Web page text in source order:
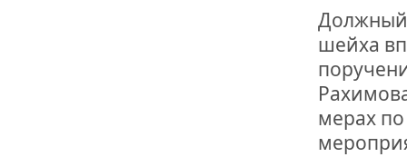
РОССИИ
Должный
шейха
мерах